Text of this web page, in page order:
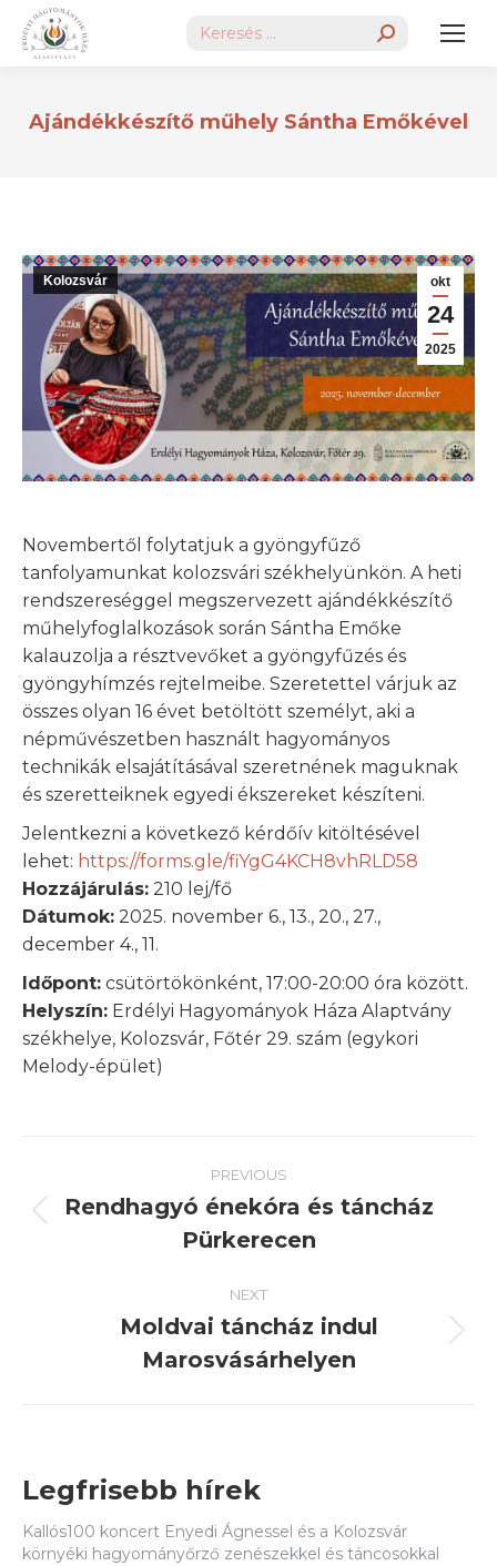
Search:
Ajándékkészítő műhely Sántha Emőkével
okt
24
2025
Kolozsvár
Novembertől folytatjuk a gyöngyfűző
tanfolyamunkat kolozsvári székhelyünkön. A heti
rendszereséggel megszervezett ajándékkészítő
műhelyfoglalkozások során Sántha Emőke
kalauzolja a résztvevőket a gyöngyfűzés és
gyöngyhímzés rejtelmeibe. Szeretettel várjuk az
összes olyan 16 évet betöltött személyt, aki a
népművészetben használt hagyományos
technikák elsajátításával szeretnének maguknak
és szeretteiknek egyedi ékszereket készíteni.
Jelentkezni a következő kérdőív kitöltésével
lehet: https://forms.gle/fiYgG4KCH8vhRLD58
Hozzájárulás: 210 lej/fő
Dátumok: 2025. november 6., 13., 20., 27.,
december 4., 11.
Időpont: csütörtökönként, 17:00-20:00 óra között.
Helyszín: Erdélyi Hagyományok Háza Alaptvány
székhelye, Kolozsvár, Főtér 29. szám (egykori
Melody-épület)
navigation
PREVIOUS
post:
Rendhagyó énekóra és táncház
Pürkerecen
NEXT
post:
Moldvai táncház indul
Marosvásárhelyen
Legfrisebb hírek
Kallós100 koncert Enyedi Ágnessel és a Kolozsvár
környéki hagyományőrző zenészekkel és táncosokkal